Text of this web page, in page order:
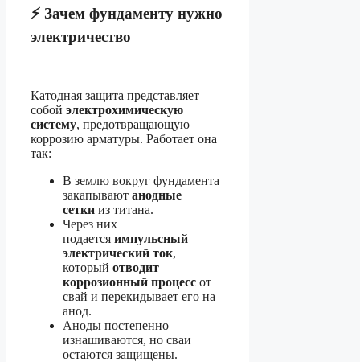
⚡ Зачем фундаменту нужно
электричество
Катодная защита представляет
собой электрохимическую
систему, предотвращающую
коррозию арматуры. Работает она
так:
В землю вокруг фундамента
закапывают анодные
сетки из титана.
Через них
подается импульсный
электрический ток,
который отводит
коррозионный процесс от
свай и перекидывает его на
анод.
Аноды постепенно
изнашиваются, но сваи
остаются защищены.